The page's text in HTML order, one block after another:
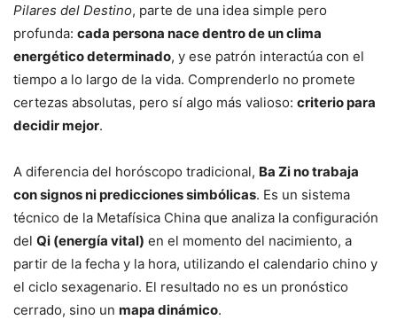
Pilares del Destino, parte de una idea simple pero
profunda: cada persona nace dentro de un clima
energético determinado, y ese patrón interactúa con el
tiempo a lo largo de la vida. Comprenderlo no promete
certezas absolutas, pero sí algo más valioso: criterio para
decidir mejor.
A diferencia del horóscopo tradicional, Ba Zi no trabaja
con signos ni predicciones simbólicas. Es un sistema
técnico de la Metafísica China que analiza la configuración
del Qi (energía vital) en el momento del nacimiento, a
partir de la fecha y la hora, utilizando el calendario chino y
el ciclo sexagenario. El resultado no es un pronóstico
cerrado, sino un mapa dinámico.